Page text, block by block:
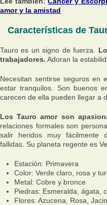
amor y la amistad
Características de
Tauro es un signo de fuerza.
trabajadores. Adoran la
Necesitan sentirse seguros en
estar tranquilos. Son buenos
carecen de ella pueden llegar a
Los Tauro amor son
relaciones formales son
salir heridos muy fácilmente
fallidas. Su planeta regente es
Estación: Primavera
Color: Verde claro, rosa y
Metal: Cobre y bronce
Piedras: Esmeralda, ágata,
Flores: Azucena, Rosa,